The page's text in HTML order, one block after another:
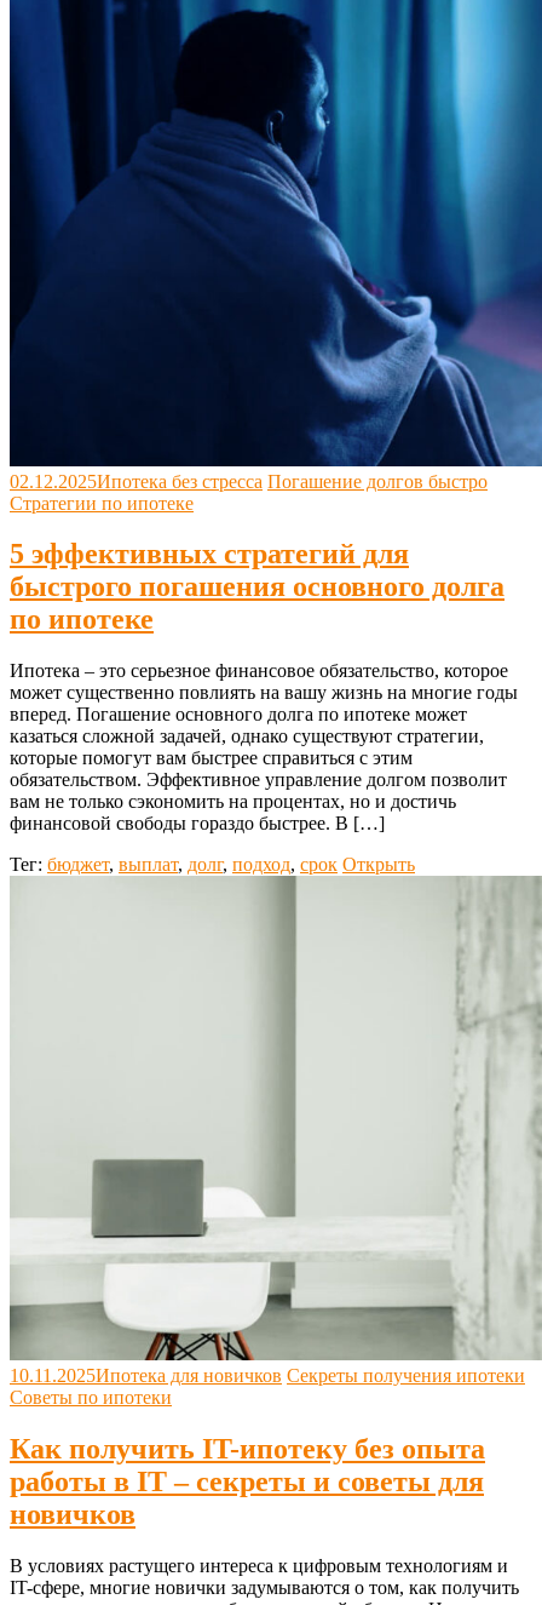
02.12.2025Ипотека без стресса Погашение долгов быстро
Стратегии по ипотеке
5 эффективных стратегий для
быстрого погашения основного долга
по ипотеке
Ипотека – это серьезное финансовое обязательство, которое
может существенно повлиять на вашу жизнь на многие годы
вперед. Погашение основного долга по ипотеке может
казаться сложной задачей, однако существуют стратегии,
которые помогут вам быстрее справиться с этим
обязательством. Эффективное управление долгом позволит
вам не только сэкономить на процентах, но и достичь
финансовой свободы гораздо быстрее. В […]
Тег: бюджет, выплат, долг, подход, срок Открыть
10.11.2025Ипотека для новичков Секреты получения ипотеки
Советы по ипотеки
Как получить IT-ипотеку без опыта
работы в IT – секреты и советы для
новичков
В условиях растущего интереса к цифровым технологиям и
IT-сфере, многие новички задумываются о том, как получить